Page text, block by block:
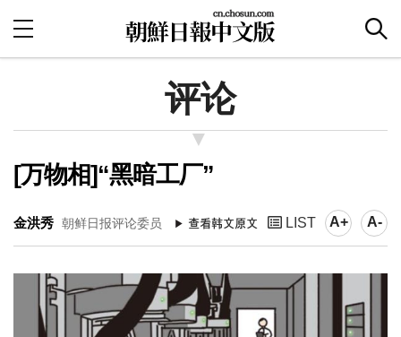
评论
[万物相]“黑暗工厂”
金洪秀 朝鲜日报评论委员 LIST A+ A-